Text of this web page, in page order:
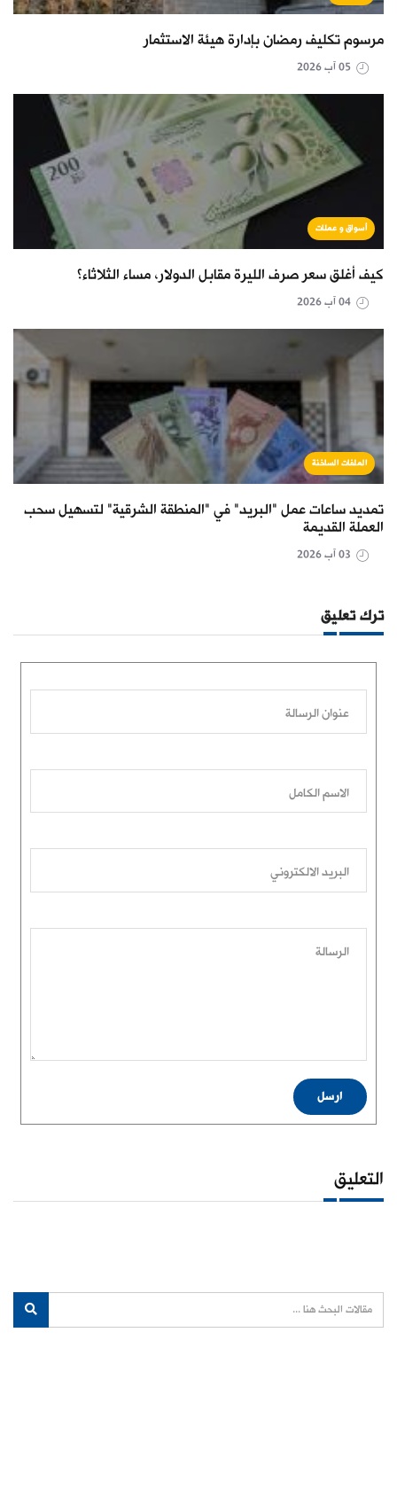
مرسوم تكليف رمضان بإدارة هيئة الاستثمار
أسواق و عملات
كيف أغلق سعر صرف الليرة مقابل الدولار، مساء الثلاثاء؟
الملفات الساخنة
تمديد ساعات عمل "البريد" في "المنطقة الشرقية" لتسهيل سحب
العملة القديمة
ترك تعليق
عنوان الرسالة
الاسم الكامل
البريد الالكتروني
الرسالة
ارسل
التعليق